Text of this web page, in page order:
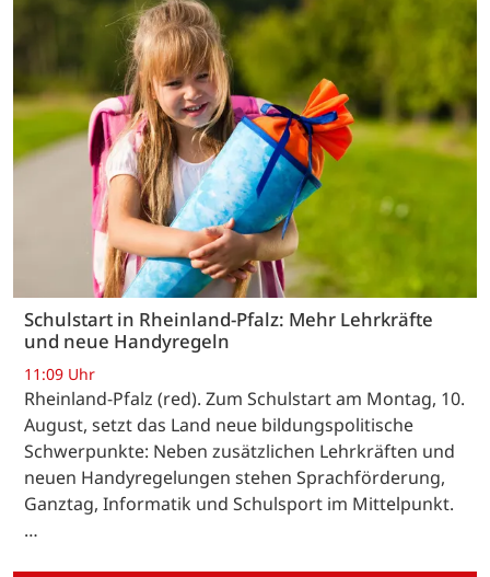
Schulstart in Rheinland-Pfalz: Mehr Lehrkräfte
und neue Handyregeln
11:09 Uhr
Rheinland-Pfalz (red). Zum Schulstart am Montag, 10.
August, setzt das Land neue bildungspolitische
Schwerpunkte: Neben zusätzlichen Lehrkräften und
neuen Handyregelungen stehen Sprachförderung,
Ganztag, Informatik und Schulsport im Mittelpunkt.
…